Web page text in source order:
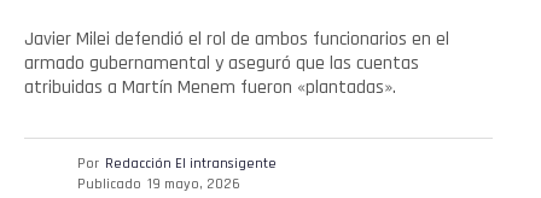
Javier Milei defendió el rol de ambos funcionarios en el
armado gubernamental y aseguró que las cuentas
atribuidas a Martín Menem fueron «plantadas».
Por Redacción El intransigente
Publicado 19 mayo, 2026